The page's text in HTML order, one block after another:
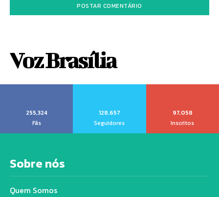
Voz Brasília
255,324
Fãs
128,657
Seguidores
97,058
Inscritos
Sobre nós
Quem Somos